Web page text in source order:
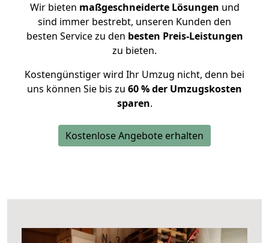
Wir bieten maßgeschneiderte Lösungen und
sind immer bestrebt, unseren Kunden den
besten Service zu den besten Preis-Leistungen
zu bieten.
Kostengünstiger wird Ihr Umzug nicht, denn bei
uns können Sie bis zu 60 % der Umzugskosten
sparen.
Kostenlose Angebote erhalten